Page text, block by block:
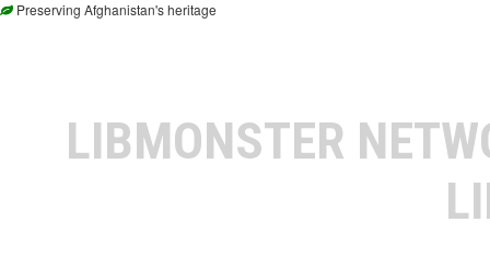
Preserving Afghanistan's heritage
LIBMONSTER